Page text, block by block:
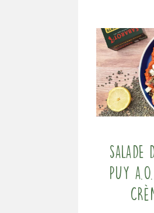
Salade
Puy